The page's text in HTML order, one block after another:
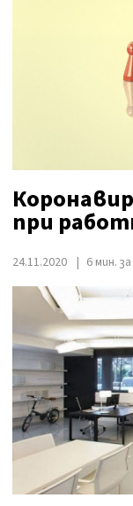
при
24.11.2020 6 мин.